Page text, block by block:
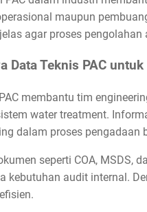
maupun
agar proses
Data Teknis PAC
membantu tim
water treatment.
dalam proses pengadaan
seperti COA, MSDS,
kebutuhan audit internal.